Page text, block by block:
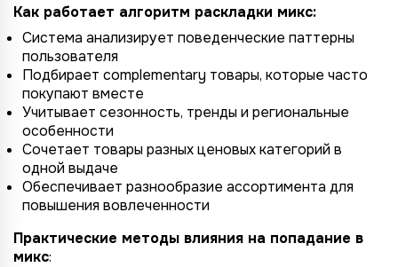
Как работает алгоритм раскладки микс:
Система анализирует поведенческие паттерны
пользователя
Подбирает complementary товары, которые часто
покупают вместе
Учитывает сезонность, тренды и региональные
особенности
Сочетает товары разных ценовых категорий в
одной выдаче
Обеспечивает разнообразие ассортимента для
повышения вовлеченности
Практические методы влияния на попадание в
микс: